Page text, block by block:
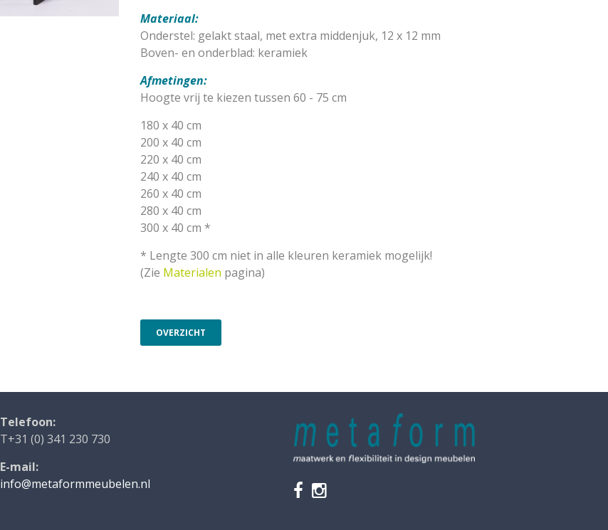
Materiaal:
Onderstel: gelakt staal, met extra middenjuk, 12 x 12 mm
Boven- en onderblad: keramiek
Afmetingen:
Hoogte vrij te kiezen tussen 60 - 75 cm
180 x 40 cm
200 x 40 cm
220 x 40 cm
240 x 40 cm
260 x 40 cm
280 x 40 cm
300 x 40 cm *
* Lengte 300 cm niet in alle kleuren keramiek mogelijk!
(Zie Materialen pagina)
OVERZICHT
Telefoon:
T+31 (0) 341 230 730
E-mail:
info@metaformmeubelen.nl